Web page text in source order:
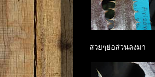
สวยๆย่อส่วนลงมา